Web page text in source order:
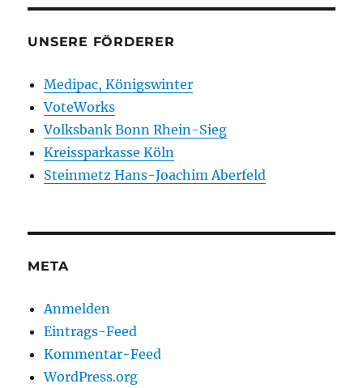
UNSERE FÖRDERER
Medipac, Königswinter
VoteWorks
Volksbank Bonn Rhein-Sieg
Kreissparkasse Köln
Steinmetz Hans-Joachim Aberfeld
META
Anmelden
Eintrags-Feed
Kommentar-Feed
WordPress.org